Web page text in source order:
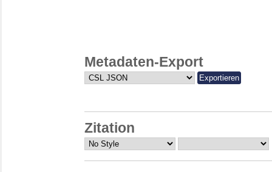
Metadaten-Export
Zitation